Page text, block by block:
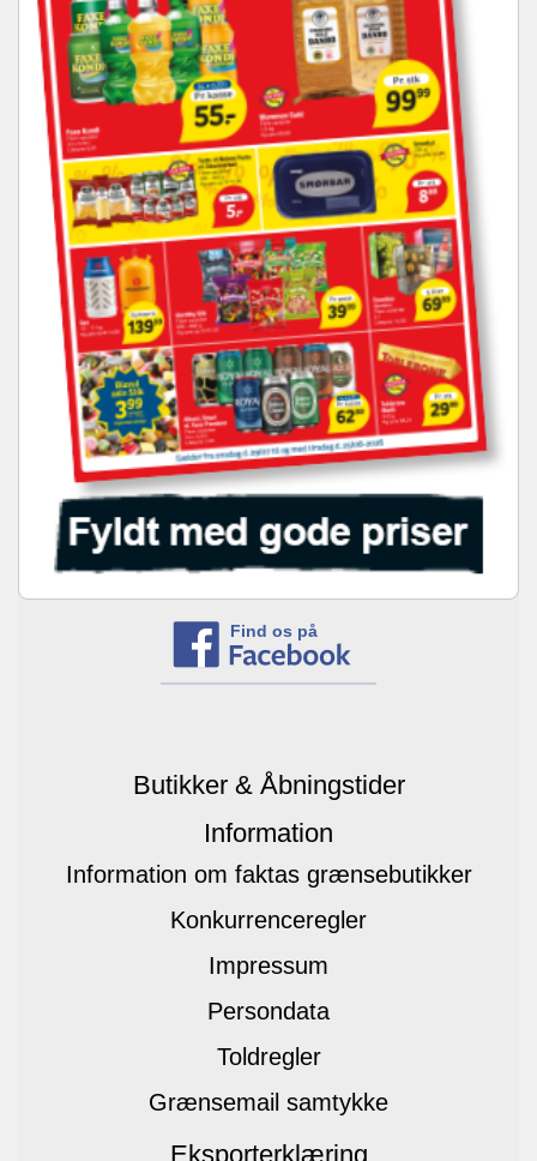
Find os på
Butikker & Åbningstider
Information
Information om faktas grænsebutikker
Konkurrenceregler
Impressum
Persondata
Toldregler
Grænsemail samtykke
Eksporterklæring